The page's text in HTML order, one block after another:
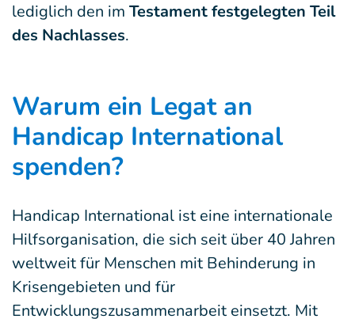
lediglich den im Testament festgelegten Teil
des Nachlasses.
Warum ein Legat an
Handicap International
spenden?
Handicap International ist eine internationale
Hilfsorganisation, die sich seit über 40 Jahren
weltweit für Menschen mit Behinderung in
Krisengebieten und für
Entwicklungszusammenarbeit einsetzt. Mit